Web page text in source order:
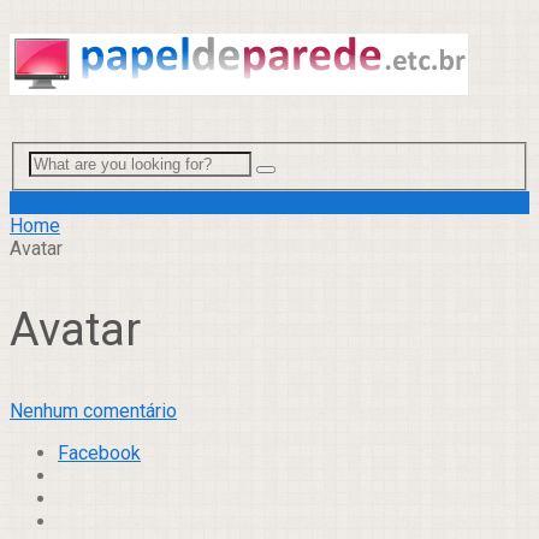
Home
Avatar
Avatar
Nenhum comentário
Facebook